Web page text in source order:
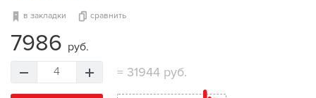
в закладки сравнить
7986 руб.
4 = 31944 руб.